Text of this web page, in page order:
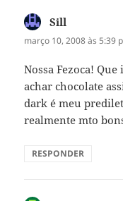
Sill
março 10, 2008 às 5:39
Nossa Fezoca!
achar chocolate
dark é meu
realmente mto
RESPONDER